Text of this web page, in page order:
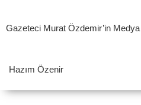
Gazeteci Murat Özdemir’in
Hazım Özenir